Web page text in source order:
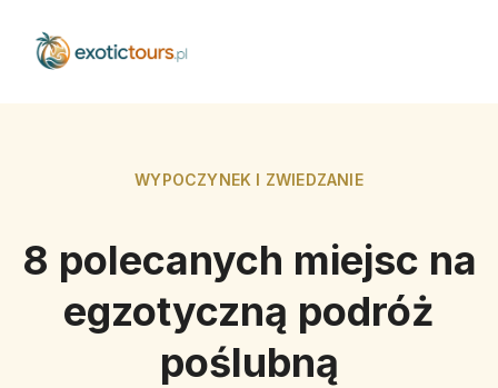
WYPOCZYNEK I ZWIEDZANIE
8 polecanych miejsc na
egzotyczną podróż
poślubną